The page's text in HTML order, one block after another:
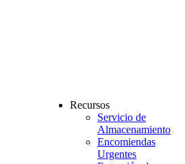
Recursos
Servicio de
Almacenamiento
Encomiendas
Urgentes